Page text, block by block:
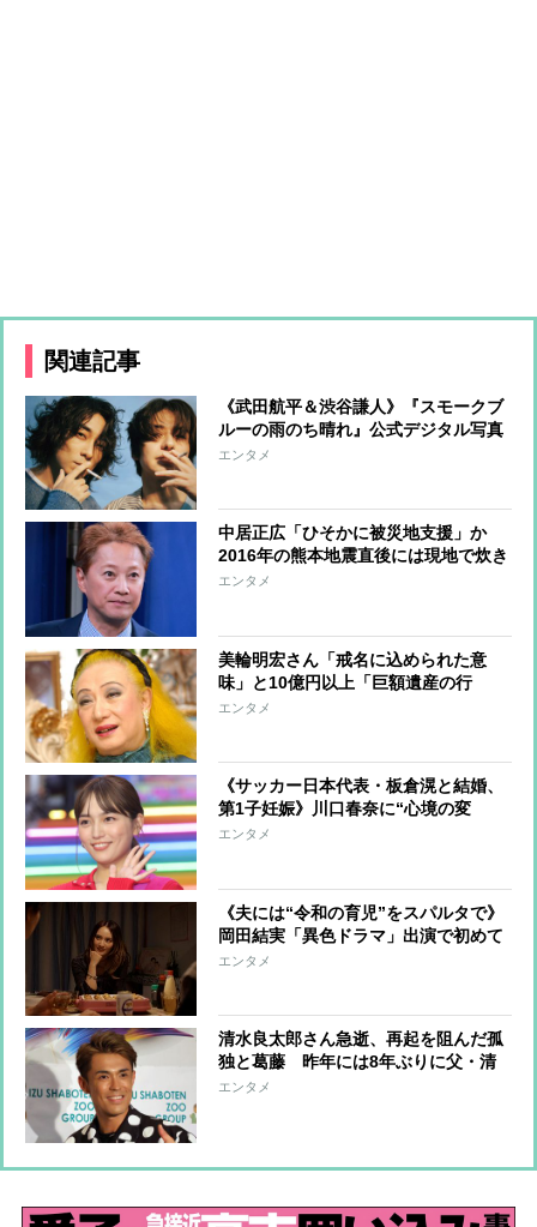
関連記事
《武田航平＆渋谷謙人》『スモークブ
ルーの雨のち晴れ』公式デジタル写真
集アザーカットを一挙公開
エンタメ
中居正広「ひそかに被災地支援」か
2016年の熊本地震直後には現地で炊き
出し “誰にも知られなくて良い”と、
エンタメ
美輪明宏さん「戒名に込められた意
味」と10億円以上「巨額遺産の行
方」 つきっきりで私生活をサポート
エンタメ
《サッカー日本代表・板倉滉と結婚、
第1子妊娠》川口春奈に“心境の変
化”をもたらした主演映画『ママせ
エンタメ
《夫には“令和の育児”をスパルタで》
岡田結実「異色ドラマ」出演で初めて
明かした「育児の哲学」【インタビュ
エンタメ
清水良太郎さん急逝、再起を阻んだ孤
独と葛藤 昨年には8年ぶりに父・清
水アキラと共演、本格的な活動再開に
エンタメ